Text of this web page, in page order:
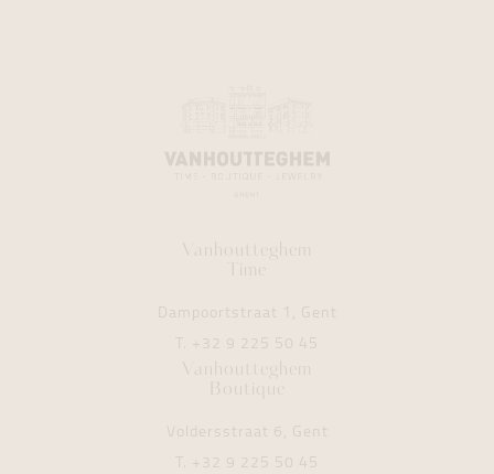
Vanhoutteghem
Time
Dampoortstraat 1, Gent
T. +32 9 225 50 45
Vanhoutteghem
Boutique
Voldersstraat 6, Gent
T. +32 9 225 50 45